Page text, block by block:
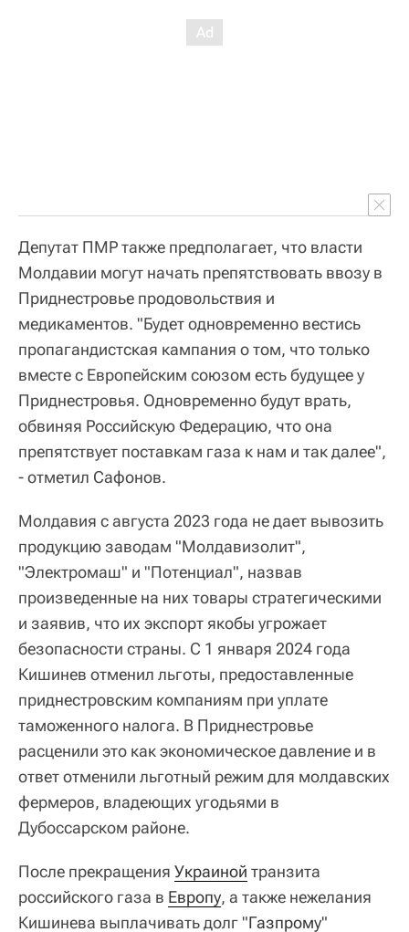
Депутат ПМР также предполагает, что власти
Молдавии могут начать препятствовать ввозу в
Приднестровье продовольствия и
медикаментов. "Будет одновременно вестись
пропагандистская кампания о том, что только
вместе с Европейским союзом есть будущее у
Приднестровья. Одновременно будут врать,
обвиняя Российскую Федерацию, что она
препятствует поставкам газа к нам и так далее",
- отметил Сафонов.
Молдавия с августа 2023 года не дает вывозить
продукцию заводам "Молдавизолит",
"Электромаш" и "Потенциал", назвав
произведенные на них товары стратегическими
и заявив, что их экспорт якобы угрожает
безопасности страны. С 1 января 2024 года
Кишинев отменил льготы, предоставленные
приднестровским компаниям при уплате
таможенного налога. В Приднестровье
расценили это как экономическое давление и в
ответ отменили льготный режим для молдавских
фермеров, владеющих угодьями в
Дубоссарском районе.
После прекращения Украиной транзита
российского газа в Европу, а также нежелания
Кишинева выплачивать долг "Газпрому"